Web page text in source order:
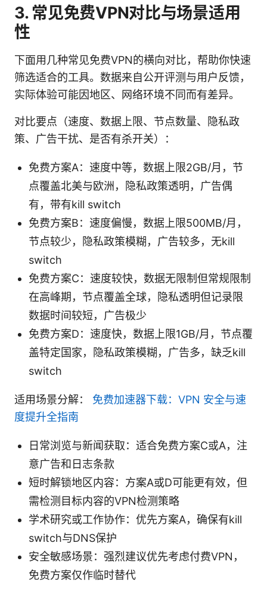
3. 常见免费VPN对比与场景适用
性
下面用几种常见免费VPN的横向对比，帮助你快速
筛选适合的工具。数据来自公开评测与用户反馈，
实际体验可能因地区、网络环境不同而有差异。
对比要点（速度、数据上限、节点数量、隐私政
策、广告干扰、是否有杀开关）：
免费方案A：速度中等，数据上限2GB/月，节
点覆盖北美与欧洲，隐私政策透明，广告偶
有，带有kill switch
免费方案B：速度偏慢，数据上限500MB/月，
节点较少，隐私政策模糊，广告较多，无kill
switch
免费方案C：速度较快，数据无限制但常规限制
在高峰期，节点覆盖全球，隐私透明但记录限
数据时间较短，广告极少
免费方案D：速度快，数据上限1GB/月，节点覆
盖特定国家，隐私政策模糊，广告多，缺乏kill
switch
适用场景分解： 免费加速器下载：VPN 安全与速
度提升全指南
日常浏览与新闻获取：适合免费方案C或A，注
意广告和日志条款
短时解锁地区内容：方案A或D可能更有效，但
需检测目标内容的VPN检测策略
学术研究或工作协作：优先方案A，确保有kill
switch与DNS保护
安全敏感场景：强烈建议优先考虑付费VPN，
免费方案仅作临时替代